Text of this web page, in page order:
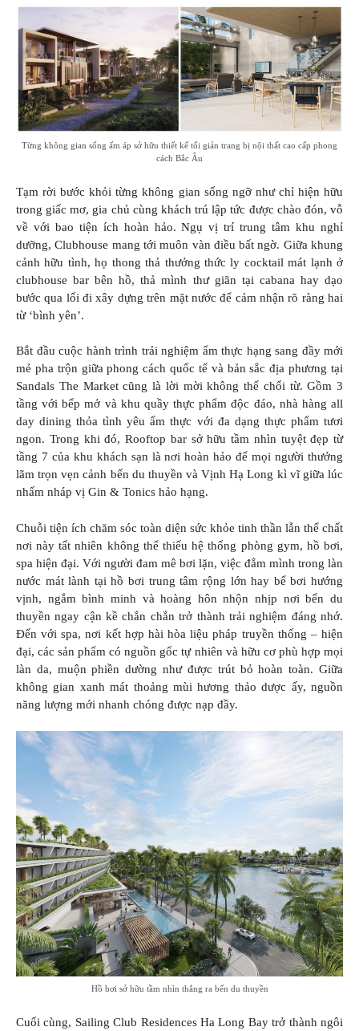
Từng không gian sống ấm áp sở hữu thiết kế tối giản trang bị nội thất cao cấp phong
cách Bắc Âu
Tạm rời bước khỏi từng không gian sống ngỡ như chỉ hiện hữu
trong giấc mơ, gia chủ cùng khách trú lập tức được chào đón, vỗ
về với bao tiện ích hoàn hảo. Ngụ vị trí trung tâm khu nghỉ
dưỡng, Clubhouse mang tới muôn vàn điều bất ngờ. Giữa khung
cảnh hữu tình, họ thong thả thưởng thức ly cocktail mát lạnh ở
clubhouse bar bên hồ, thả mình thư giãn tại cabana hay dạo
bước qua lối đi xây dựng trên mặt nước để cảm nhận rõ ràng hai
từ ‘bình yên’.
Bắt đầu cuộc hành trình trải nghiệm ẩm thực hạng sang đầy mới
mẻ pha trộn giữa phong cách quốc tế và bản sắc địa phương tại
Sandals The Market cũng là lời mời không thể chối từ. Gồm 3
tầng với bếp mở và khu quầy thực phẩm độc đáo, nhà hàng all
day dining thỏa tình yêu ẩm thực với đa dạng thực phẩm tươi
ngon. Trong khi đó, Rooftop bar sở hữu tầm nhìn tuyệt đẹp từ
tầng 7 của khu khách sạn là nơi hoàn hảo để mọi người thưởng
lãm trọn vẹn cảnh bến du thuyền và Vịnh Hạ Long kì vĩ giữa lúc
nhấm nháp vị Gin & Tonics hảo hạng.
Chuỗi tiện ích chăm sóc toàn diện sức khỏe tinh thần lẫn thể chất
nơi này tất nhiên không thể thiếu hệ thống phòng gym, hồ bơi,
spa hiện đại. Với người đam mê bơi lặn, việc đắm mình trong làn
nước mát lành tại hồ bơi trung tâm rộng lớn hay bể bơi hướng
vịnh, ngắm bình minh và hoàng hôn nhộn nhịp nơi bến du
thuyền ngay cận kề chắn chắn trở thành trải nghiệm đáng nhớ.
Đến với spa, nơi kết hợp hài hòa liệu pháp truyền thống – hiện
đại, các sản phẩm có nguồn gốc tự nhiên và hữu cơ phù hợp mọi
làn da, muộn phiền dường như được trút bỏ hoàn toàn. Giữa
không gian xanh mát thoảng mùi hương thảo dược ấy, nguồn
năng lượng mới nhanh chóng được nạp đầy.
Hồ bơi sở hữu tầm nhìn thẳng ra bến du thuyền
Cuối cùng, Sailing Club Residences Ha Long Bay trở thành ngôi